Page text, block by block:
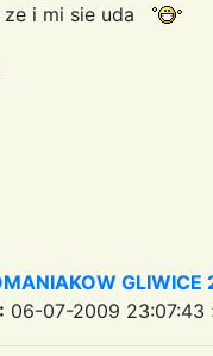
i mi sie uda
06-07-2009 23:07:43